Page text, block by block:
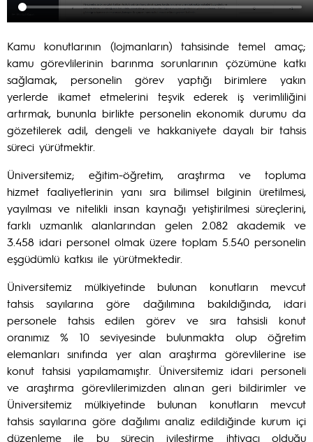
Kamu konutlarının (lojmanların) tahsisinde temel amaç;
kamu görevlilerinin barınma sorunlarının çözümüne katkı
sağlamak, personelin görev yaptığı birimlere yakın
yerlerde ikamet etmelerini teşvik ederek iş verimliliğini
artırmak, bununla birlikte personelin ekonomik durumu da
gözetilerek adil, dengeli ve hakkaniyete dayalı bir tahsis
süreci yürütmektir.
Üniversitemiz; eğitim-öğretim, araştırma ve topluma
hizmet faaliyetlerinin yanı sıra bilimsel bilginin üretilmesi,
yayılması ve nitelikli insan kaynağı yetiştirilmesi süreçlerini,
farklı uzmanlık alanlarından gelen 2.082 akademik ve
3.458 idari personel olmak üzere toplam 5.540 personelin
eşgüdümlü katkısı ile yürütmektedir.
Üniversitemiz mülkiyetinde bulunan konutların mevcut
tahsis sayılarına göre dağılımına bakıldığında, idari
personele tahsis edilen görev ve sıra tahsisli konut
oranımız % 10 seviyesinde bulunmakta olup öğretim
elemanları sınıfında yer alan araştırma görevlilerine ise
konut tahsisi yapılamamıştır. Üniversitemiz idari personeli
ve araştırma görevlilerimizden alınan geri bildirimler ve
Üniversitemiz mülkiyetinde bulunan konutların mevcut
tahsis sayılarına göre dağılımı analiz edildiğinde kurum içi
düzenleme ile bu sürecin iyileştirme ihtiyacı olduğu